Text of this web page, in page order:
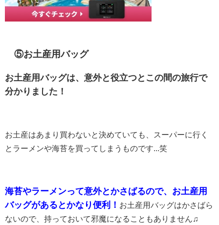
⑤お土産用バッグ
お土産用バッグは、意外と役立つとこの間の旅行で
分かりました！
お土産はあまり買わないと決めていても、スーパーに行く
とラーメンや海苔を買ってしまうものです...笑
海苔やラーメンって意外とかさばるので、お土産用
バッグがあるとかなり便利！ お土産用バッグはかさばら
ないので、持っておいて邪魔になることもありません♫